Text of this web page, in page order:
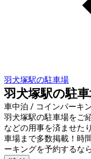
羽犬塚駅の駐車場
羽犬塚駅の駐
車中泊 / コインパーキ
羽犬塚駅の駐車場をご
などの用事を済ませた
車場まで多数掲載！時
ーキングを予約するな